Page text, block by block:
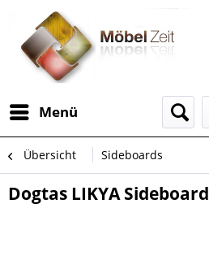
Menü
Übersicht Sideboards
Dogtas LIKYA Sideboard